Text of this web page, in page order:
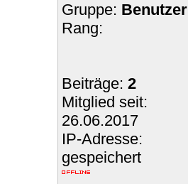
Gruppe: Benutzer
Rang:
Beiträge: 2
Mitglied seit:
26.06.2017
IP-Adresse:
gespeichert